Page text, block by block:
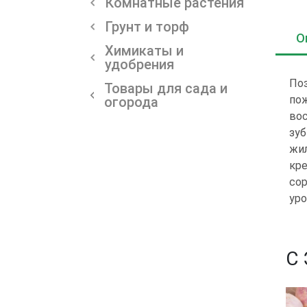
Грунт и торф
Химикаты и
удобрения
Товары для сада и
огорода
С